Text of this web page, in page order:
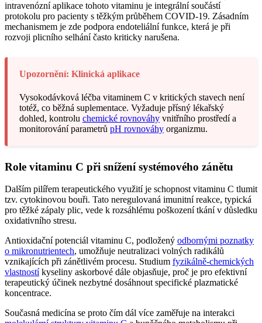
intravenózní aplikace tohoto vitaminu je integrální součástí
protokolu pro pacienty s těžkým průběhem COVID-19. Zásadním
mechanismem je zde podpora endoteliální funkce, která je při
rozvoji plicního selhání často kriticky narušena.
Upozornění: Klinická aplikace
Vysokodávková léčba vitaminem C v kritických stavech není
totéž, co běžná suplementace. Vyžaduje přísný lékařský
dohled, kontrolu chemické rovnováhy vnitřního prostředí a
monitorování parametrů pH rovnováhy organizmu.
Role vitaminu C při snížení systémového zánětu
Dalším pilířem terapeutického využití je schopnost vitaminu C tlumit
tzv. cytokinovou bouři. Tato neregulovaná imunitní reakce, typická
pro těžké zápaly plic, vede k rozsáhlému poškození tkání v důsledku
oxidativního stresu.
Antioxidační potenciál vitaminu C, podložený odbornými poznatky
o mikronutrientech, umožňuje neutralizaci volných radikálů
vznikajících při zánětlivém procesu. Studium fyzikálně-chemických
vlastnostíkyseliny askorbové dále objasňuje, proč je pro efektivní
terapeutický účinek nezbytné dosáhnout specifické plazmatické
koncentrace.
Současná medicína se proto čím dál více zaměřuje na interakci